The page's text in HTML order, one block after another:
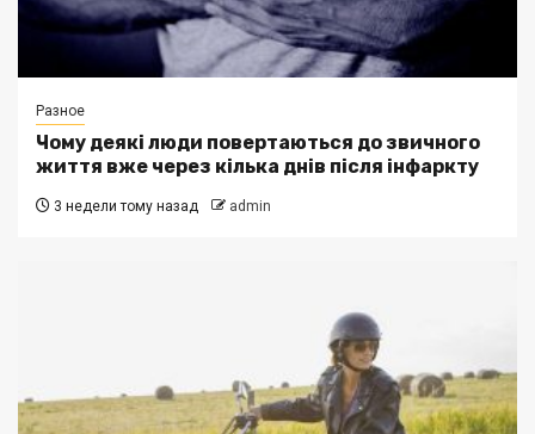
Разное
Чому деякі люди повертаються до звичного
життя вже через кілька днів після інфаркту
3 недели тому назад admin